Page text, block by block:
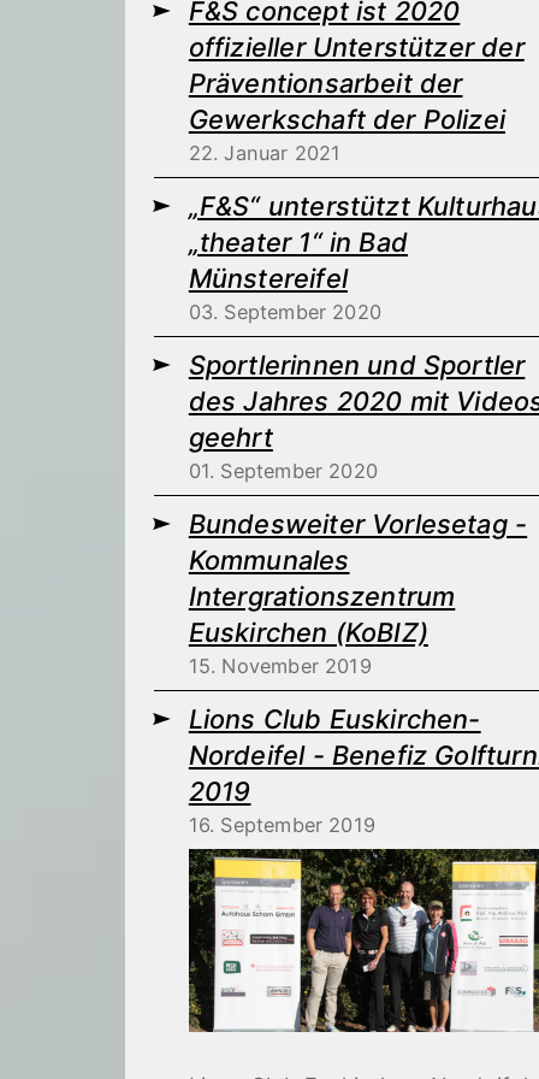
F&S concept ist 2020
offizieller Unterstützer der
Präventionsarbeit der
Gewerkschaft der Polizei
22. Januar 2021
„F&S“ unterstützt
„theater 1“ in Bad
Münstereifel
03. September 2020
Sportlerinnen und Sportler
des Jahres 2020 mit
geehrt
01. September 2020
Bundesweiter Vorlesetag -
Kommunales
Intergrationszentrum
Euskirchen (KoBIZ)
15. November 2019
Lions Club Euskirchen-
Nordeifel - Benefiz
2019
16. September 2019